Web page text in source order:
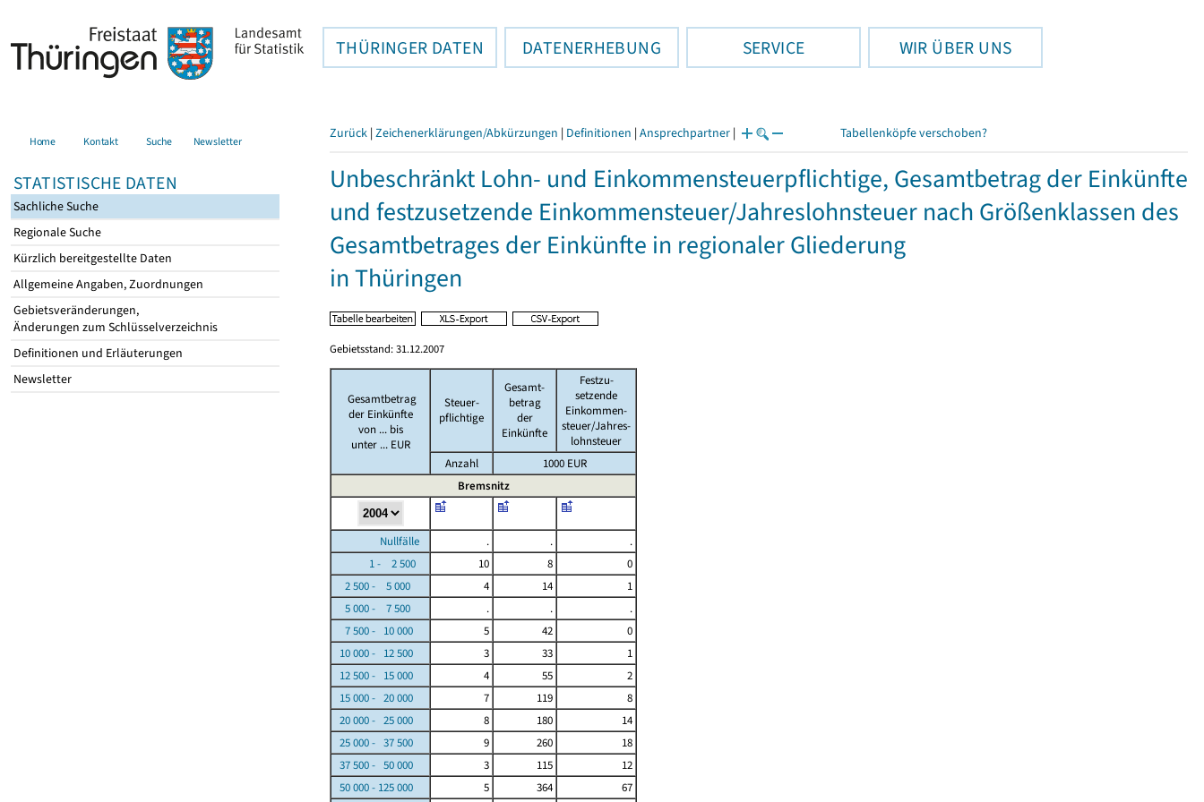
THÜRINGER DATEN DATENERHEBUNG SERVICE WIR ÜBER UNS
Home Kontakt Suche Newsletter
STATISTISCHE DATEN
Sachliche Suche
Regionale Suche
Kürzlich bereitgestellte Daten
Allgemeine Angaben, Zuordnungen
Gebietsveränderungen,
Änderungen zum Schlüsselverzeichnis
Definitionen und Erläuterungen
Newsletter
Zurück | Zeichenerklärungen/Abkürzungen | Definitionen | Ansprechpartner | Tabellenköpfe verschoben?
Unbeschränkt Lohn- und Einkommensteuerpflichtige, Gesamtbetrag der Einkünfte
und festzusetzende Einkommensteuer/Jahreslohnsteuer nach Größenklassen des
Gesamtbetrages der Einkünfte in regionaler Gliederung
in Thüringen
Gebietsstand: 31.12.2007
Gesamtbetrag
der Einkünfte
von ... bis
unter ... EUR
Steuer-
pflichtige
Gesamt-
betrag
der
Einkünfte
Festzu-
setzende
Einkommen-
steuer/Jahres-
lohnsteuer
Anzahl
1000 EUR
Bremsnitz
Nullfälle . .
.
1 - 2 500
10 8
0
2 500 - 5 000
4 14
1
5 000 - 7 500
. .
.
7 500 - 10 000
5 42
0
10 000 - 12 500
3 33
1
12 500 - 15 000
4 55
2
15 000 - 20 000
7 119
8
20 000 - 25 000
8 180
14
25 000 - 37 500
9 260
18
37 500 - 50 000
3 115
12
50 000 - 125 000
5 364 67